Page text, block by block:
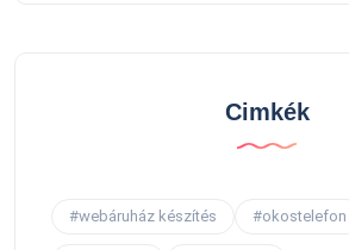
Cimkék
#webáruház készítés #okostelefon